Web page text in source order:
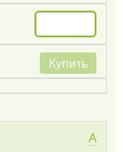
Купить
А